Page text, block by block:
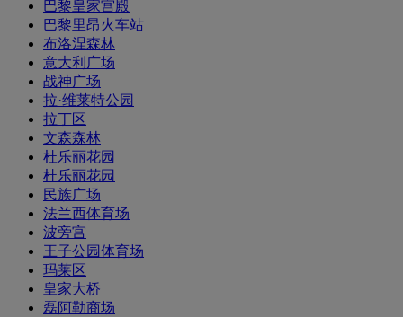
巴黎皇家宫殿
巴黎里昂火车站
布洛涅森林
意大利广场
战神广场
拉·维莱特公园
拉丁区
文森森林
杜乐丽花园
杜乐丽花园
民族广场
法兰西体育场
波旁宫
王子公园体育场
玛莱区
皇家大桥
磊阿勒商场